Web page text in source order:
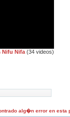
Nifu Nifa (34 videos)
alg�n error en esta